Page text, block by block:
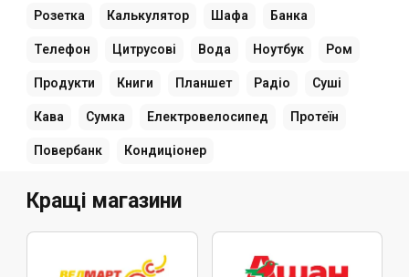
Розетка Калькулятор Шафа Банка
Телефон Цитрусові Вода Ноутбук Ром
Продукти Книги Планшет Радіо Суші
Кава Сумка Електровелосипед Протеїн
Повербанк Кондиціонер
Кращі магазини